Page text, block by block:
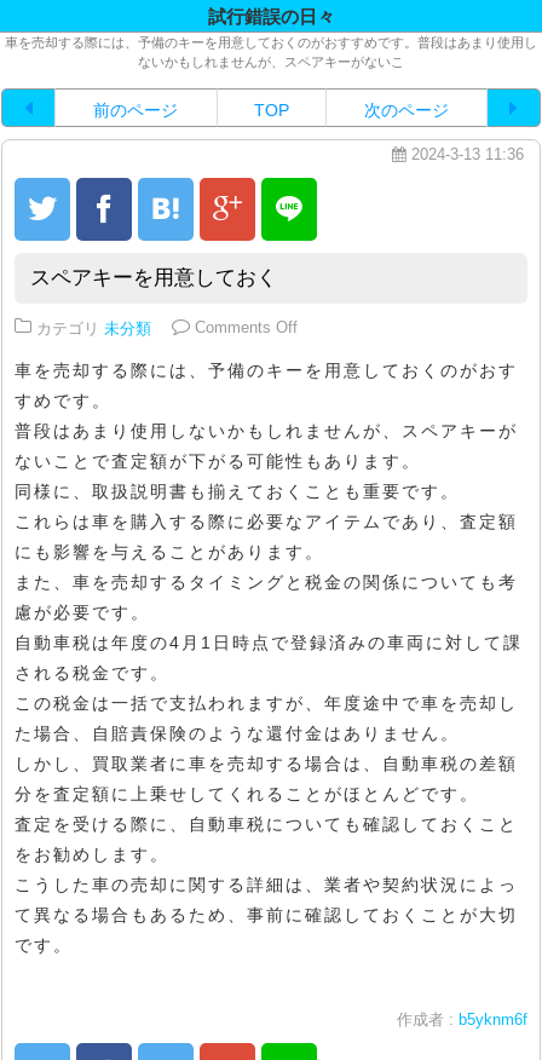
試行錯誤の日々
車を売却する際には、予備のキーを用意しておくのがおすすめです。普段はあまり使用し
ないかもしれませんが、スペアキーがないこ
前のページ TOP 次のページ
2024-3-13 11:36
スペアキーを用意しておく
カテゴリ 未分類 Comments Offon スペアキーを用意しておく
車を売却する際には、予備のキーを用意しておくのがおす
すめです。
普段はあまり使用しないかもしれませんが、スペアキーが
ないことで査定額が下がる可能性もあります。
同様に、取扱説明書も揃えておくことも重要です。
これらは車を購入する際に必要なアイテムであり、査定額
にも影響を与えることがあります。
また、車を売却するタイミングと税金の関係についても考
慮が必要です。
自動車税は年度の4月1日時点で登録済みの車両に対して課
される税金です。
この税金は一括で支払われますが、年度途中で車を売却し
た場合、自賠責保険のような還付金はありません。
しかし、買取業者に車を売却する場合は、自動車税の差額
分を査定額に上乗せしてくれることがほとんどです。
査定を受ける際に、自動車税についても確認しておくこと
をお勧めします。
こうした車の売却に関する詳細は、業者や契約状況によっ
て異なる場合もあるため、事前に確認しておくことが大切
です。
作成者 : b5yknm6f